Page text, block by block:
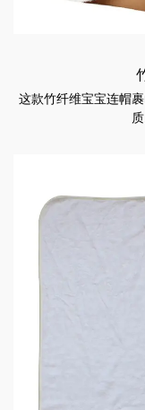
这款竹纤维宝宝连帽